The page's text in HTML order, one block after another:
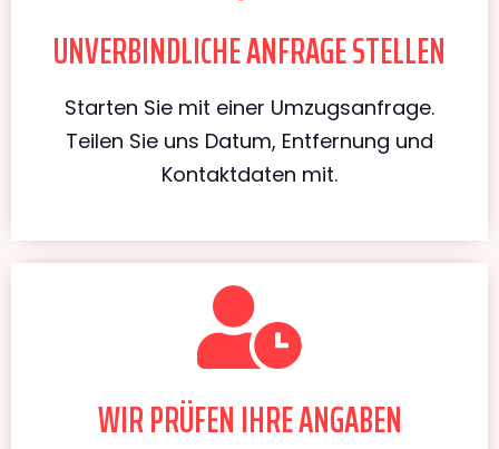
UNVERBINDLICHE ANFRAGE STELLEN
Starten Sie mit einer Umzugsanfrage.
Teilen Sie uns Datum, Entfernung und
Kontaktdaten mit.
WIR PRÜFEN IHRE ANGABEN